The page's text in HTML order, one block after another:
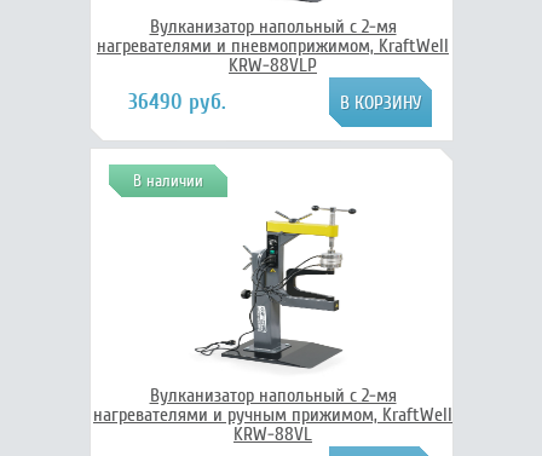
Вулканизатор напольный с 2-мя
нагревателями и пневмоприжимом, KraftWell
KRW-88VLP
36490 руб.
В наличии
Вулканизатор напольный с 2-мя
нагревателями и ручным прижимом, KraftWell
KRW-88VL